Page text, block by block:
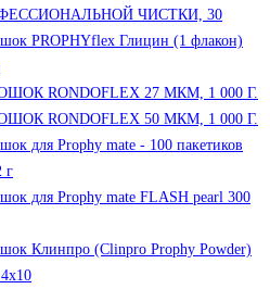
ЧИСТКИ, 30
PROPHYflex Глицин (1 флакон)
RONDOFLEX 27 МКМ, 1 000 Г.
RONDOFLEX 50 МКМ, 1 000 Г.
для Proрhy mate - 100 пакетиков
г
для Proрhy mate FLASH pearl 300
Клинпро (Clinpro Prophy Powder)